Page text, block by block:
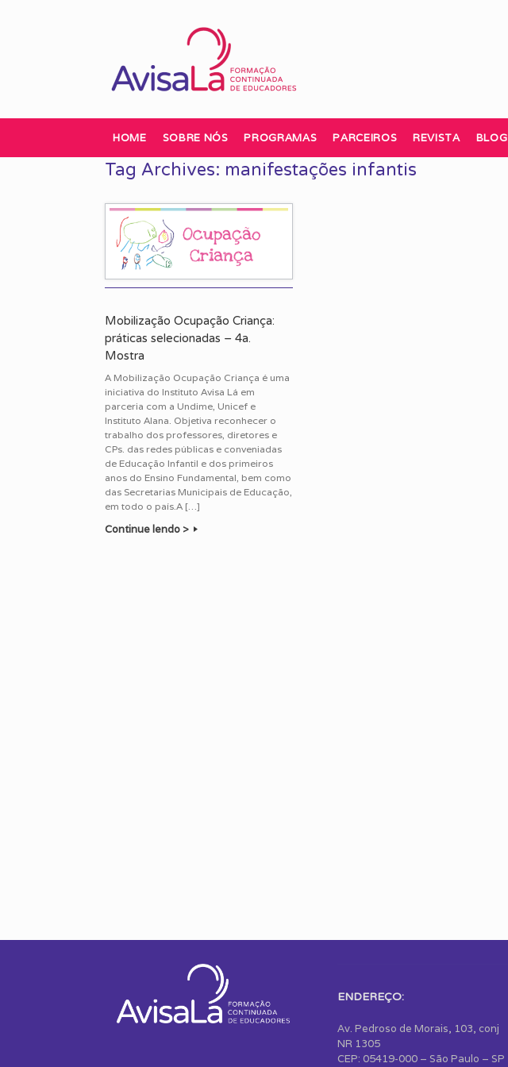
HOME SOBRE NÓS PROGRAMAS PARCEIROS REVISTA BLOG
Tag Archives: manifestações infantis
Mobilização Ocupação Criança:
práticas selecionadas – 4a.
Mostra
A Mobilização Ocupação Criança é uma
iniciativa do Instituto Avisa Lá em
parceria com a Undime, Unicef e
Instituto Alana. Objetiva reconhecer o
trabalho dos professores, diretores e
CPs. das redes públicas e conveniadas
de Educação Infantil e dos primeiros
anos do Ensino Fundamental, bem como
das Secretarias Municipais de Educação,
em todo o país.A […]
Continue lendo >
ENDEREÇO:
Av. Pedroso de Morais, 103, conj
NR 1305
CEP: 05419-000 – São Paulo – SP